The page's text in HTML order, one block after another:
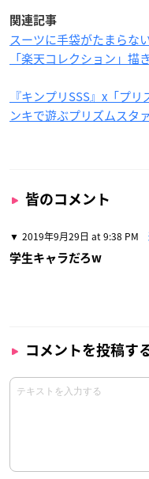
関連記事
スーツに手袋がたまらな
「楽天コレクション」描
『キンプリSSS』x「プ
ンキで遊ぶプリズムスタ
皆のコメント
2019年9月29日 at 9:38 PM
学生キャラだろw
コメントを投稿す